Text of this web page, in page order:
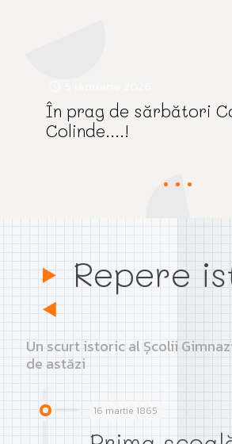
În prag de sărbători
Colinde….!
Repere
Un scurt istoric al Școlii
de astăzi
16 martie 1865